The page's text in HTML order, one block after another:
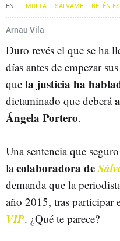
MULTA SÁLVAME BELÉN
Arnau Vila
Duro revés el que se ha
días antes de empezar
que la justicia ha
dictaminado que deberá
Ángela Portero.
Una sentencia que
lacolaboradora de
demanda que la
año 2015, tras participar
VIP. ¿Qué te parece?